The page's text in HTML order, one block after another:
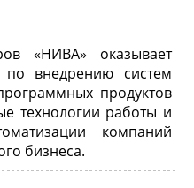
«НИВА» оказывает
внедрению систем
продуктов
технологии работы и
компаний
бизнеса.